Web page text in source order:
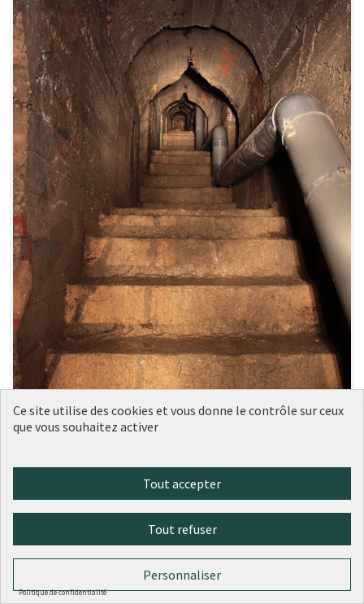
Une visite virtuelle du mystérieux
réseau souterrain des Arêtes de
au vote
Antonin 4 1
Ce site utilise des cookies et vous donne le contrôle sur ceux
que vous souhaitez activer
Tout accepter
Tout refuser
Personnaliser
Politique de confidentialité